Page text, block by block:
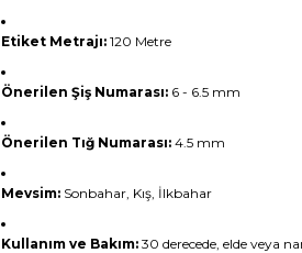
Etiket Metrajı: 120 Metre
Önerilen Şiş Numarası: 6 - 6.5 mm
Önerilen Tığ Numarası: 4.5 mm
Mevsim: Sonbahar, Kış, İlkbahar
Kullanım ve Bakım: 30 derecede, elde veya